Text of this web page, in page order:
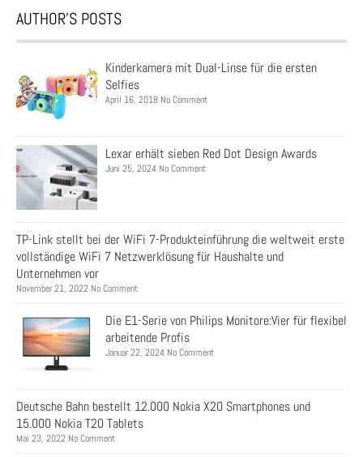
AUTHOR’S POSTS
Kinderkamera mit Dual-Linse für die ersten
Selfies
April 16, 2018 No Comment
Lexar erhält sieben Red Dot Design Awards
Juni 25, 2024 No Comment
TP-Link stellt bei der WiFi 7-Produkteinführung die weltweit erste
vollständige WiFi 7 Netzwerklösung für Haushalte und
Unternehmen vor
November 21, 2022 No Comment
Die E1-Serie von Philips Monitore:Vier für flexibel
arbeitende Profis
Januar 22, 2024 No Comment
Deutsche Bahn bestellt 12.000 Nokia X20 Smartphones und
15.000 Nokia T20 Tablets
Mai 23, 2022 No Comment